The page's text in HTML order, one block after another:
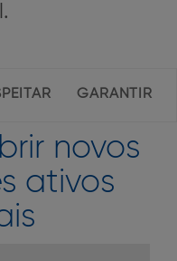
GARANTIR
novos
ativos